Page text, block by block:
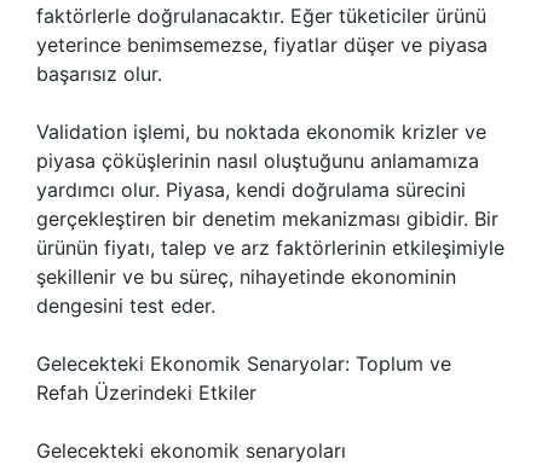
faktörlerle doğrulanacaktır. Eğer tüketiciler ürünü
yeterince benimsemezse, fiyatlar düşer ve piyasa
başarısız olur.
Validation işlemi, bu noktada ekonomik krizler ve
piyasa çöküşlerinin nasıl oluştuğunu anlamamıza
yardımcı olur. Piyasa, kendi doğrulama sürecini
gerçekleştiren bir denetim mekanizması gibidir. Bir
ürünün fiyatı, talep ve arz faktörlerinin etkileşimiyle
şekillenir ve bu süreç, nihayetinde ekonominin
dengesini test eder.
Gelecekteki Ekonomik Senaryolar: Toplum ve
Refah Üzerindeki Etkiler
Gelecekteki ekonomik senaryoları